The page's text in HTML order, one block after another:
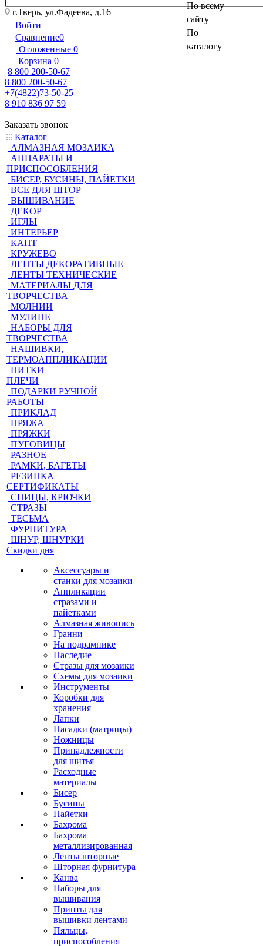
По всему
сайту
По
каталогу
г.Тверь, ул.Фадеева, д.16
Войти
Сравнение0
Отложенные 0
Корзина 0
8 800 200-50-67
8 800 200-50-67
+7(4822)73-50-25
8 910 836 97 59
Заказать звонок
Каталог
АЛМАЗНАЯ МОЗАИКА
АППАРАТЫ И
ПРИСПОСОБЛЕНИЯ
БИСЕР, БУСИНЫ, ПАЙЕТКИ
ВСЕ ДЛЯ ШТОР
ВЫШИВАНИЕ
ДЕКОР
ИГЛЫ
ИНТЕРЬЕР
КАНТ
КРУЖЕВО
ЛЕНТЫ ДЕКОРАТИВНЫЕ
ЛЕНТЫ ТЕХНИЧЕСКИЕ
МАТЕРИАЛЫ ДЛЯ
ТВОРЧЕСТВА
МОЛНИИ
МУЛИНЕ
НАБОРЫ ДЛЯ
ТВОРЧЕСТВА
НАШИВКИ,
ТЕРМОАППЛИКАЦИИ
НИТКИ
ПЛЕЧИ
ПОДАРКИ РУЧНОЙ
РАБОТЫ
ПРИКЛАД
ПРЯЖА
ПРЯЖКИ
ПУГОВИЦЫ
РАЗНОЕ
РАМКИ, БАГЕТЫ
РЕЗИНКА
СЕРТИФИКАТЫ
СПИЦЫ, КРЮЧКИ
СТРАЗЫ
ТЕСЬМА
ФУРНИТУРА
ШНУР, ШНУРКИ
Скидки дня
Аксессуары и
станки для мозаики
Аппликации
стразами и
пайетками
Алмазная живопись
Гранни
На подрамнике
Наследие
Стразы для мозаики
Схемы для мозаики
Инструменты
Коробки для
хранения
Лапки
Насадки (матрицы)
Ножницы
Принадлежности
для шитья
Расходные
материалы
Бисер
Бусины
Пайетки
Бахрома
Бахрома
металлизированная
Ленты шторные
Шторная фурнитура
Канва
Наборы для
вышивания
Принты для
вышивки лентами
Пяльцы,
приспособления